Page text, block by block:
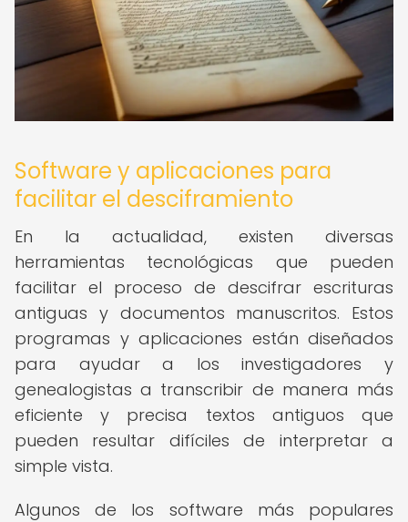
Software y aplicaciones para
facilitar el desciframiento
En la actualidad, existen diversas
herramientas tecnológicas que pueden
facilitar el proceso de descifrar escrituras
antiguas y documentos manuscritos. Estos
programas y aplicaciones están diseñados
para ayudar a los investigadores y
genealogistas a transcribir de manera más
eficiente y precisa textos antiguos que
pueden resultar difíciles de interpretar a
simple vista.
Algunos de los software más populares